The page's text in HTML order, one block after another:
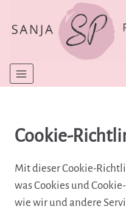
Inhalt
Cookie-
Mit dieser Cookie-
was Cookies und
wie wir und andere